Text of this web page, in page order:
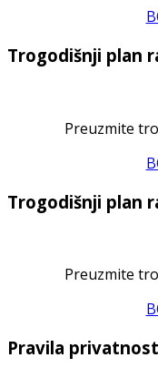
Trogodišnji plan
Preuzmite
Trogodišnji plan
Preuzmite
Pravila